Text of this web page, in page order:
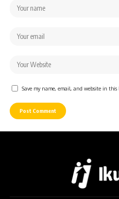
Save my name, email, and website in